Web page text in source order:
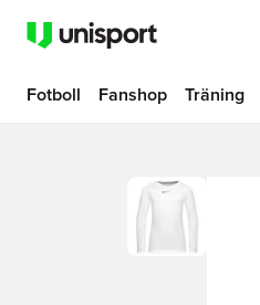
Fotboll Fanshop Träning